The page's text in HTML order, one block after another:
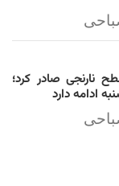
نارنجی صادر کرد؛
ادامه دارد